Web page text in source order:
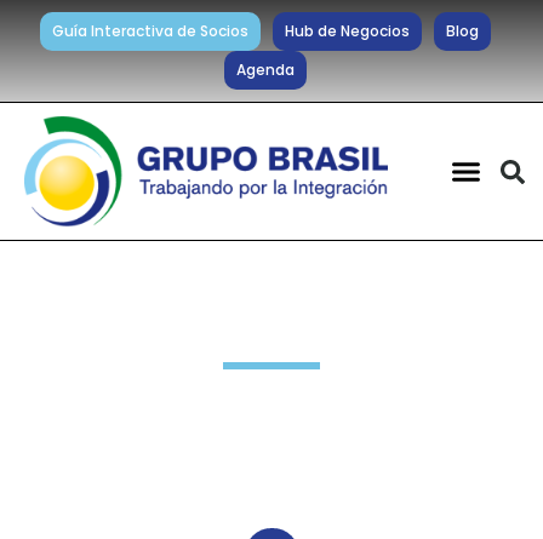
Guía Interactiva de Socios Hub de Negocios
Blog
Agenda